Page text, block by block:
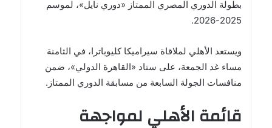
بطولة الدوري المصري الممتاز «دوري نايل»، لموسم
2025-2026.
ويستعد الأهلي لملاقاة سيراميكا كليوباترا، في الثامنة
مساء غد الجمعة، على ستاد «القاهرة الدولي»، ضمن
منافسات الجولة السابعة من مسابقة الدوري الممتاز.
قائمة الأهلي لمواجهة